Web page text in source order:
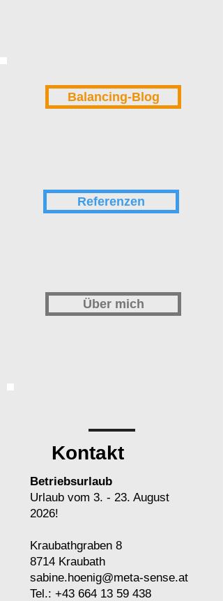
Balancing-Blog
Referenzen
Über mich
Kontakt
Betriebsurlaub
Urlaub vom 3. - 23. August
2026!
Kraubathgraben 8
8714 Kraubath
sabine.hoenig@meta-sense.at
Tel.: +43 664 13 59 438